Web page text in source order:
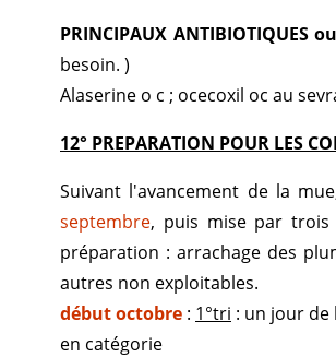
PRINCIPAUX ANTIBIOTIQUES
besoin. )
Alaserine o c ; ocecoxil oc au
12° PREPARATION POUR LES
Suivant l'avancement de la
septembre, puis mise par trois
préparation : arrachage des
autres non exploitables.
débutoctobre : 1°tri : un jour de
en catégorie